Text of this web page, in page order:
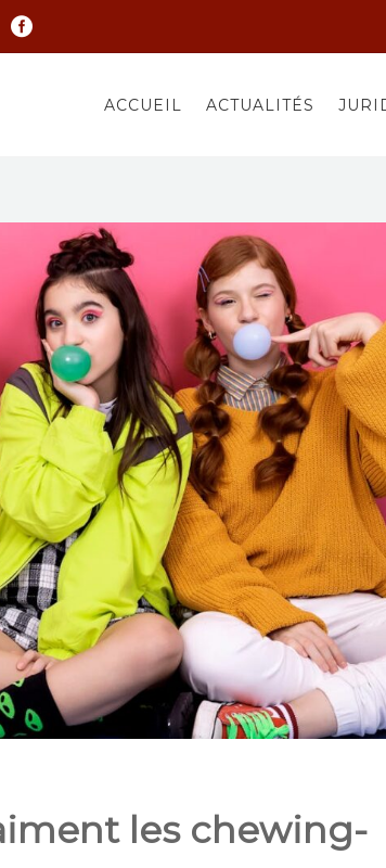
ACCUEIL ACTUALITÉS
les chewing-